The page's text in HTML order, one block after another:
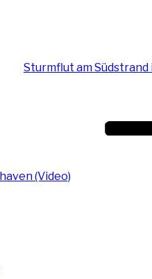
Sturmflut am Südstrand
(Video)